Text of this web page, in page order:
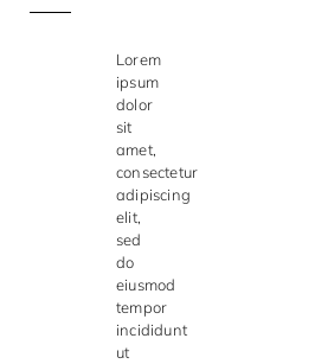
Lorem
ipsum
dolor
sit
amet,
consectetur
adipiscing
elit,
sed
do
eiusmod
tempor
incididunt
ut